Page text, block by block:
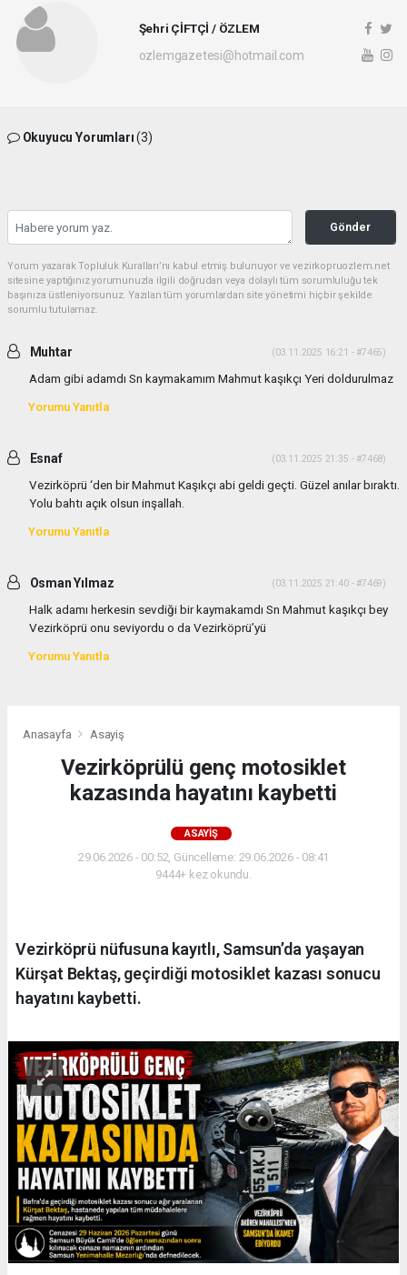
Şehri ÇİFTÇİ / ÖZLEM
ozlemgazetesi@hotmail.com
Okuyucu Yorumları(3)
Gönder
Yorum yazarak Topluluk Kuralları’nı kabul etmiş bulunuyor ve vezirkopruozlem.net
sitesine yaptığınız yorumunuzla ilgili doğrudan veya dolaylı tüm sorumluluğu tek
başınıza üstleniyorsunuz. Yazılan tüm yorumlardan site yönetimi hiçbir şekilde
sorumlu tutulamaz.
Muhtar (03.11.2025 16:21 - #7465)
Adam gibi adamdı Sn kaymakamım Mahmut kaşıkçı Yeri doldurulmaz
Yorumu Yanıtla
Esnaf (03.11.2025 21:35 - #7468)
Vezirköprü ‘den bir Mahmut Kaşıkçı abi geldi geçti. Güzel anılar bıraktı.
Yolu bahtı açık olsun inşallah.
Yorumu Yanıtla
Osman Yılmaz (03.11.2025 21:40 - #7469)
Halk adamı herkesin sevdiği bir kaymakamdı Sn Mahmut kaşıkçı bey
Vezirköprü onu seviyordu o da Vezirköprü’yü
Yorumu Yanıtla
Anasayfa Asayiş
Vezirköprülü genç motosiklet
kazasında hayatını kaybetti
ASAYIŞ
29.06.2026 - 00:52, Güncelleme: 29.06.2026 - 08:41
9444+ kez okundu.
Vezirköprü nüfusuna kayıtlı, Samsun’da yaşayan
Kürşat Bektaş, geçirdiği motosiklet kazası sonucu
hayatını kaybetti.